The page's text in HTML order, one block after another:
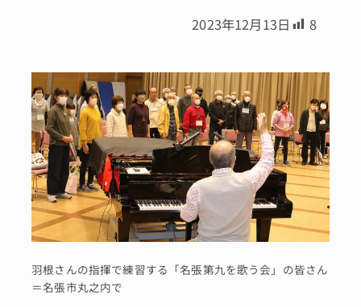
2023年12月13日 8
羽根さんの指揮で練習する「名張第九を歌う会」の皆さん
＝名張市丸之内で